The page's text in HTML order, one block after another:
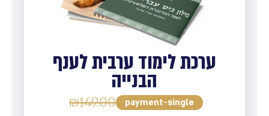
ערכת לימוד ערבית לענף
הבנייה
payment-single
₪149.00